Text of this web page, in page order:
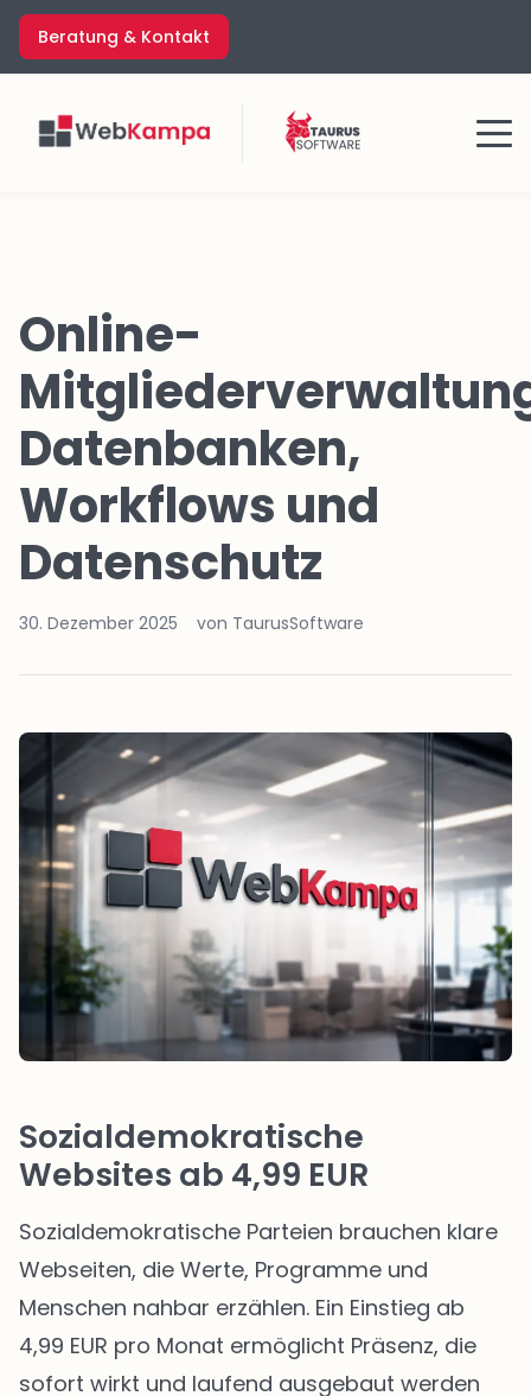
Zum
Inhalt
springen
Beratung & Kontakt
Menü
Online-
Datenbanken,
Workflows und
Datenschutz
30. Dezember 2025 von TaurusSoftware
Sozialdemokratische
Websites ab 4,99 EUR
Sozialdemokratische Parteien brauchen klare
Webseiten, die Werte, Programme und
Menschen nahbar erzählen. Ein Einstieg ab
4,99 EUR pro Monat ermöglicht Präsenz, die
sofort wirkt und laufend ausgebaut werden